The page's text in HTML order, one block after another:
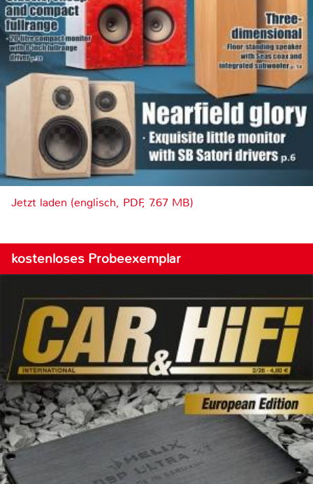
Jetzt laden (englisch, PDF, 7.67 MB)
kostenloses Probeexemplar